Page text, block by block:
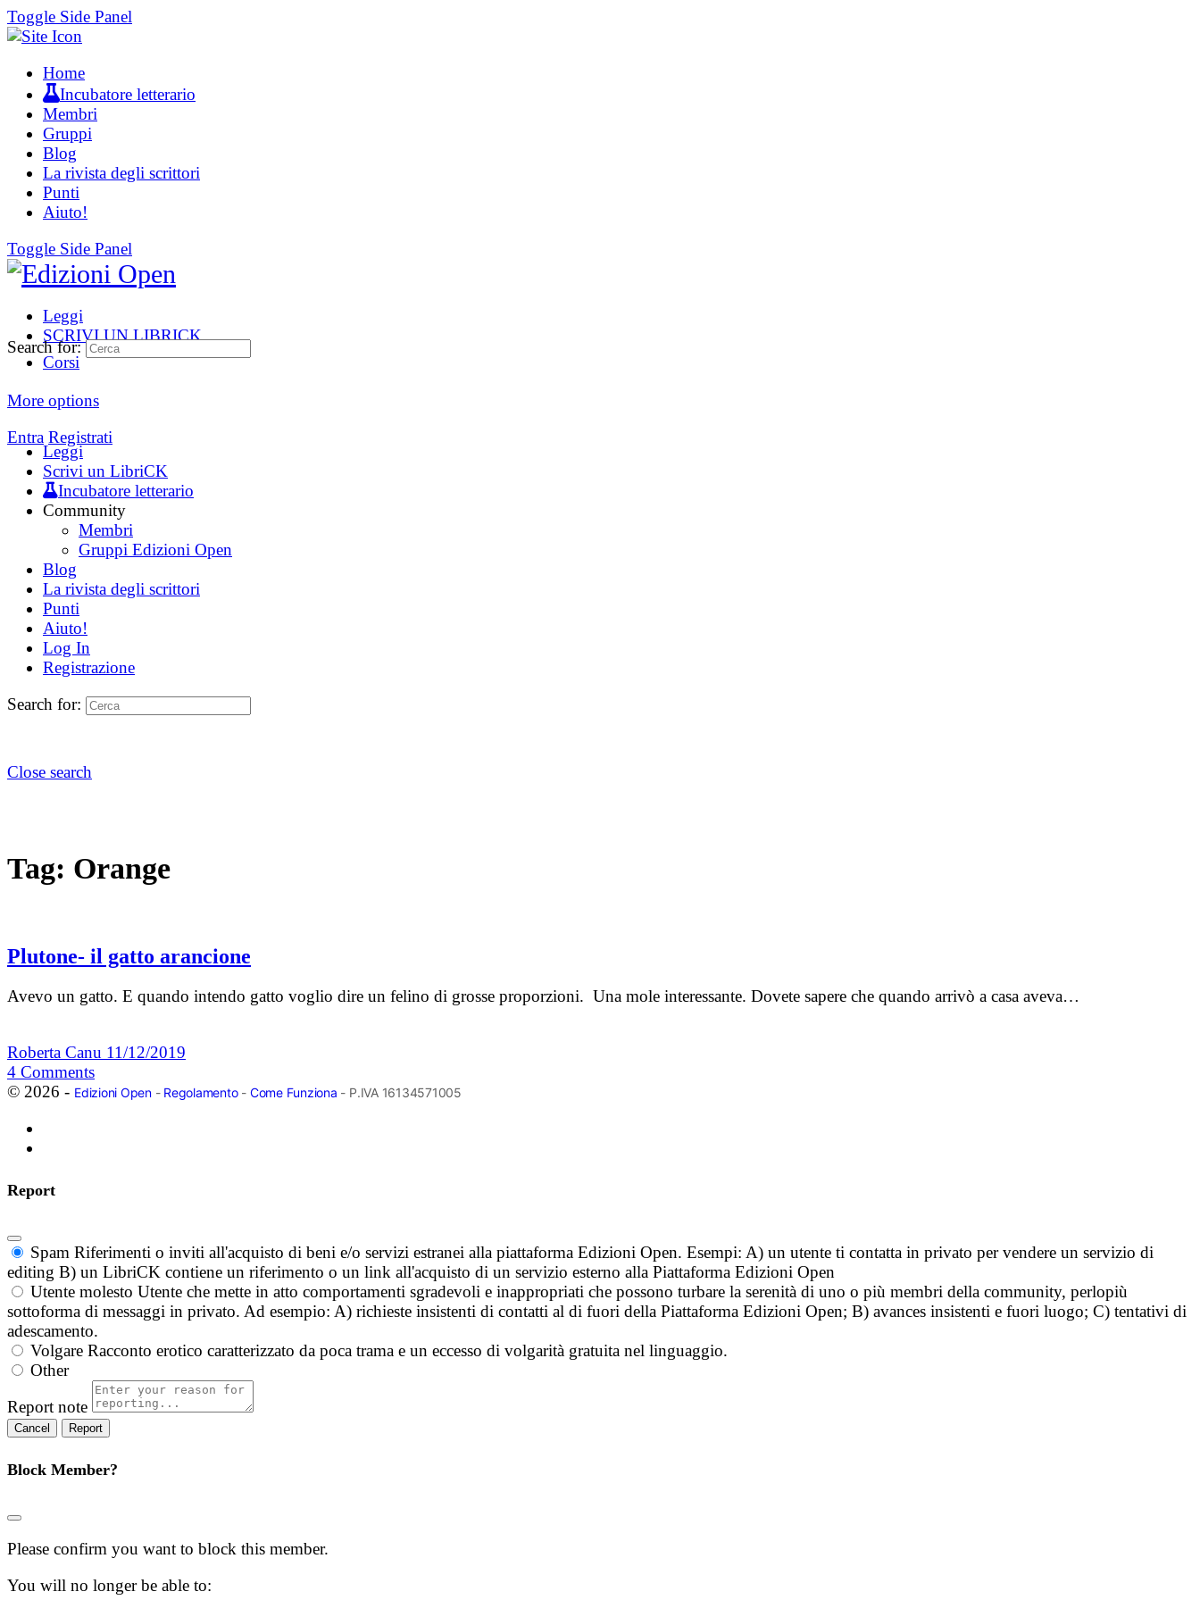
Toggle Side Panel
Home
Incubatore letterario
Membri
Gruppi
Blog
La rivista degli scrittori
Punti
Aiuto!
Toggle Side Panel
Leggi
SCRIVI UN LIBRICK
Corsi
More options
Entra Registrati
Search for:
Leggi
Scrivi un LibriCK
Incubatore letterario
Community
Membri
Gruppi Edizioni Open
Blog
La rivista degli scrittori
Punti
Aiuto!
Log In
Registrazione
Search for:
Close search
Tag: Orange
Plutone- il gatto arancione
Avevo un gatto. E quando intendo gatto voglio dire un felino di grosse proporzioni. Una mole interessante. Dovete sapere che quando arrivò a casa aveva…
Roberta Canu 11/12/2019
4 Comments
© 2026 - Edizioni Open- Regolamento- Come Funziona - P.IVA 16134571005
Report
Spam Riferimenti o inviti all'acquisto di beni e/o servizi estranei alla piattaforma Edizioni Open. Esempi: A) un utente ti contatta in privato per vendere un servizio di
editing B) un LibriCK contiene un riferimento o un link all'acquisto di un servizio esterno alla Piattaforma Edizioni Open
Utente molesto Utente che mette in atto comportamenti sgradevoli e inappropriati che possono turbare la serenità di uno o più membri della community, perlopiù
sottoforma di messaggi in privato. Ad esempio: A) richieste insistenti di contatti al di fuori della Piattaforma Edizioni Open; B) avances insistenti e fuori luogo; C) tentativi di
adescamento.
Volgare Racconto erotico caratterizzato da poca trama e un eccesso di volgarità gratuita nel linguaggio.
Other
Report note
Report
Block Member?
Please confirm you want to block this member.
You will no longer be able to: